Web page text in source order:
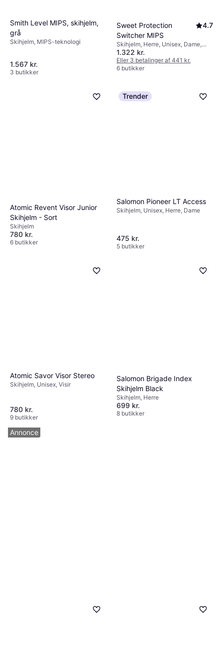
Smith Level MIPS, skihjelm,
grå
Skihjelm, MIPS-teknologi
1.567 kr.
3 butikker
Sweet Protection
Switcher MIPS
4.7
Skihjelm, Herre, Unisex, Dame,
MIPS-teknologi
1.322 kr.
Eller 3 betalinger af 441 kr.
6 butikker
Atomic Revent Visor Junior
Skihjelm - Sort
Skihjelm
780 kr.
6 butikker
Trender
Salomon Pioneer LT Access
Skihjelm, Unisex, Herre, Dame
475 kr.
5 butikker
Atomic Savor Visor Stereo
Skihjelm, Unisex, Visir
780 kr.
9 butikker
Salomon Brigade Index
Skihjelm Black
Skihjelm, Herre
699 kr.
8 butikker
Annonce